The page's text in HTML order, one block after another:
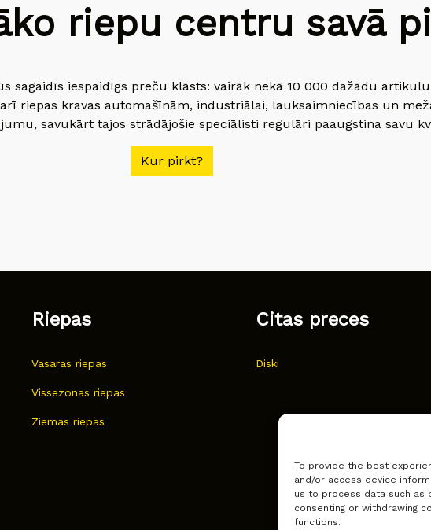
To provide the best
and/or access device
us to process data such as
consenting or withdrawing
functions.
riepu centru savā
sagaidīs iespaidīgs preču klāsts: vairāk nekā 10 000 dažādu
riepas kravas automašīnām, industriālai, lauksaimniecības un
savukārt tajos strādājošie speciālisti regulāri paaugstina savu
Kur pirkt?
Riepas
Vasaras riepas
Vissezonas riepas
Ziemas riepas
Citas preces
Diski